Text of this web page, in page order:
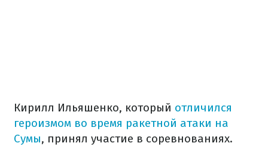
Кирилл Ильяшенко, который отличился
героизмом во время ракетной атаки на
Сумы, принял участие в соревнованиях.